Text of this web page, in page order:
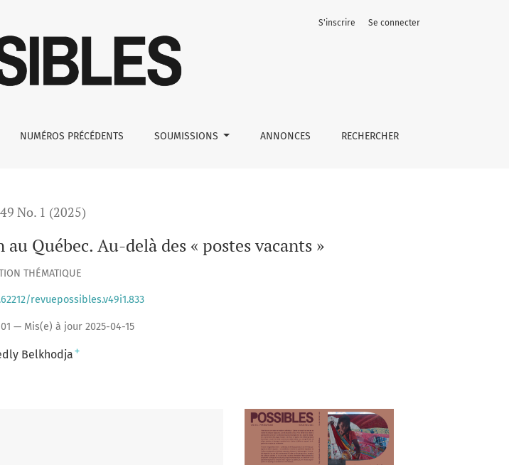
NUMÉROS PRÉCÉDENTS SOUMISSIONS ANNONCES RECHERCHER
S'inscrire Se connecter
No. 1 (2025)
Québec. Au-delà des « postes vacants »
THÉMATIQUE
revuepossibles.v49i1.833
— Mis(e) à jour 2025-04-15
Belkhodja +